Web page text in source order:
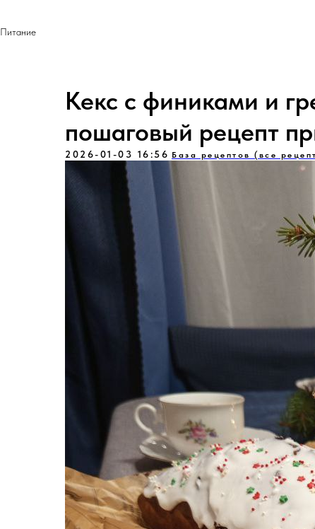
Питание
Кекс с финиками и
пошаговый рецепт
2026-01-03 16:56 База рецептов (все